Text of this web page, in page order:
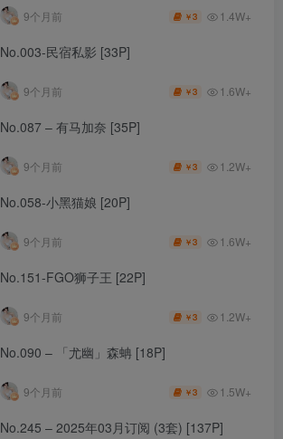
9个月前 ￥3 1.4W+
No.003-民宿私影 [33P]
9个月前 ￥3 1.6W+
No.087 – 有马加奈 [35P]
9个月前 ￥3 1.2W+
No.058-小黑猫娘 [20P]
9个月前 ￥3 1.6W+
No.151-FGO狮子王 [22P]
9个月前 ￥3 1.2W+
No.090 – 「尤幽」森蚺 [18P]
9个月前 ￥3 1.5W+
No.245 – 2025年03月订阅 (3套) [137P]